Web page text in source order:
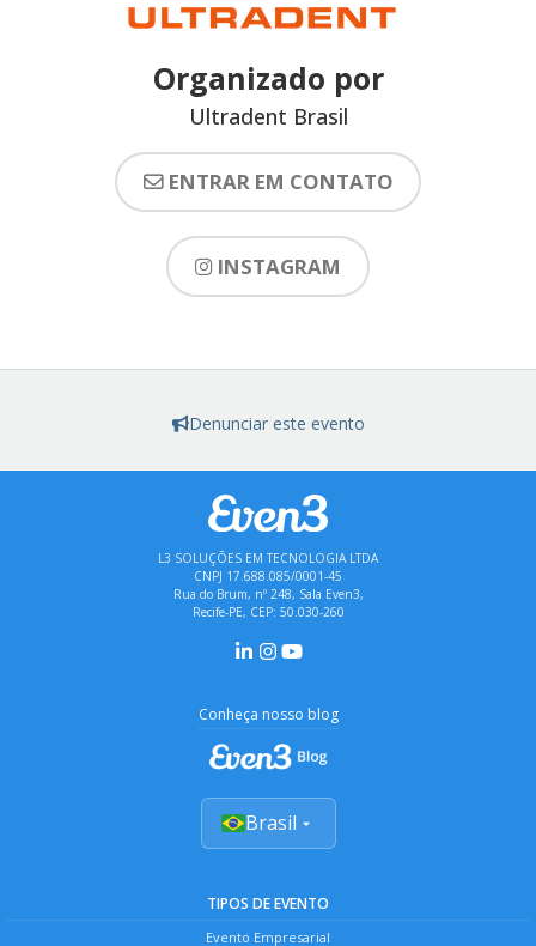
Organizado por
Ultradent Brasil
ENTRAR EM CONTATO
INSTAGRAM
Denunciar este evento
L3 SOLUÇÕES EM TECNOLOGIA LTDA
CNPJ 17.688.085/0001-45
Rua do Brum, nº 248, Sala Even3,
Recife-PE, CEP: 50.030-260
Conheça nosso blog
Brasil
TIPOS DE EVENTO
Evento Empresarial